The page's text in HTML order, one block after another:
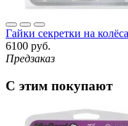
Гайки секретки на
6100 руб.
Предзаказ
С этим покупают